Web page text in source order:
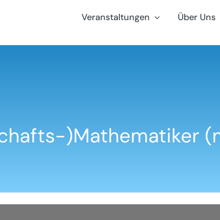
Veranstaltungen Über Uns
)Mathematiker